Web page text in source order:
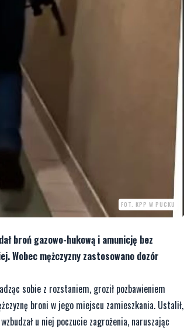
FOT. KPP W PUCKU
broń gazowo-hukową i amunicję bez
Wobec mężczyzny zastosowano dozór
sobie z rozstaniem, groził pozbawieniem
broni w jego miejscu zamieszkania. Ustalił,
u niej poczucie zagrożenia, naruszając